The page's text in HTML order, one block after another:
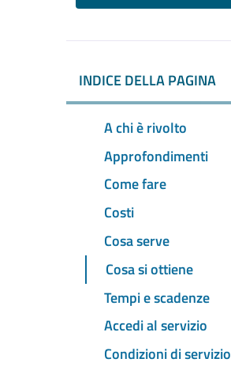
INDICE DELLA PAGINA
A chi è rivolto
Approfondimenti
Come fare
Costi
Cosa serve
Cosa si ottiene
Tempi e scadenze
Accedi al servizio
Condizioni di servizio